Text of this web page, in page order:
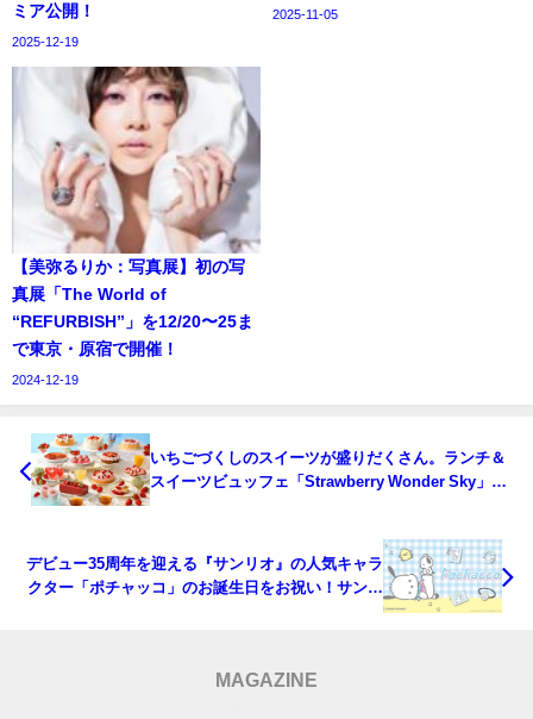
ミア公開！
2025-12-19
2025-11-05
【美弥るりか：写真展】初の写
真展「The World of
“REFURBISH”」を12/20〜25ま
で東京・原宿で開催！
2024-12-19
いちごづくしのスイーツが盛りだくさん。ランチ＆
スイーツビュッフェ「Strawberry Wonder Sky」が
デビュー35周年を迎える『サンリオ』の人気キャラ
クター「ポチャッコ」のお誕生日をお祝い！サンキ
MAGAZINE